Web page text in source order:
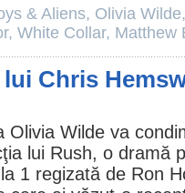
& Aliens, Olivia Wilde
, White Collar, Matthew
Chris
Olivia Wilde va
lui Rush, o dramă
1 regizată de Ron